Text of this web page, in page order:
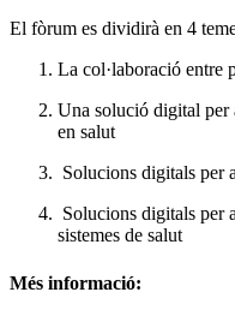
El fòrum es dividirà en 4
La col·laboració entre
Una solució digital per
en salut
Solucions digitals per
Solucions digitals per
sistemes de salut
Més informació: